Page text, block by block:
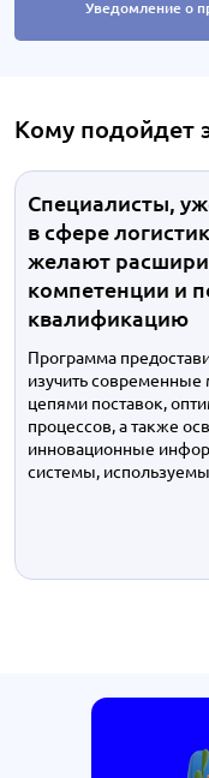
Уведомление о
Кому подойдет
Специалисты,
в сфере
желают
компетенции и
квалификацию
Программа
изучить
цепями поставок,
процессов, а также
инновационные
системы,